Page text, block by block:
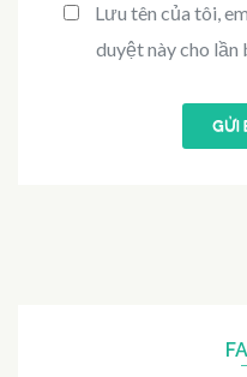
Lưu tên của tôi,
duyệt này cho lần